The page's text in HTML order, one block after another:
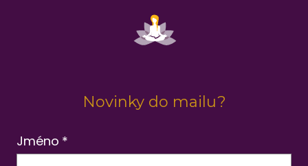
Novinky do mailu?
Jméno *